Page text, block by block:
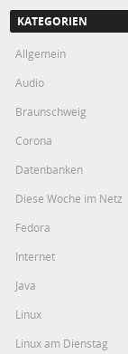
KATEGORIEN
Allgemein
Audio
Braunschweig
Corona
Datenbanken
Diese Woche im Netz
Fedora
Internet
Java
Linux
Linux am Dienstag